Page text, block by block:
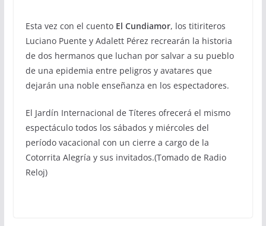
Esta vez con el cuento El Cundiamor, los titiriteros
Luciano Puente y Adalett Pérez recrearán la historia
de dos hermanos que luchan por salvar a su pueblo
de una epidemia entre peligros y avatares que
dejarán una noble enseñanza en los espectadores.
El Jardín Internacional de Títeres ofrecerá el mismo
espectáculo todos los sábados y miércoles del
período vacacional con un cierre a cargo de la
Cotorrita Alegría y sus invitados.(Tomado de Radio
Reloj)